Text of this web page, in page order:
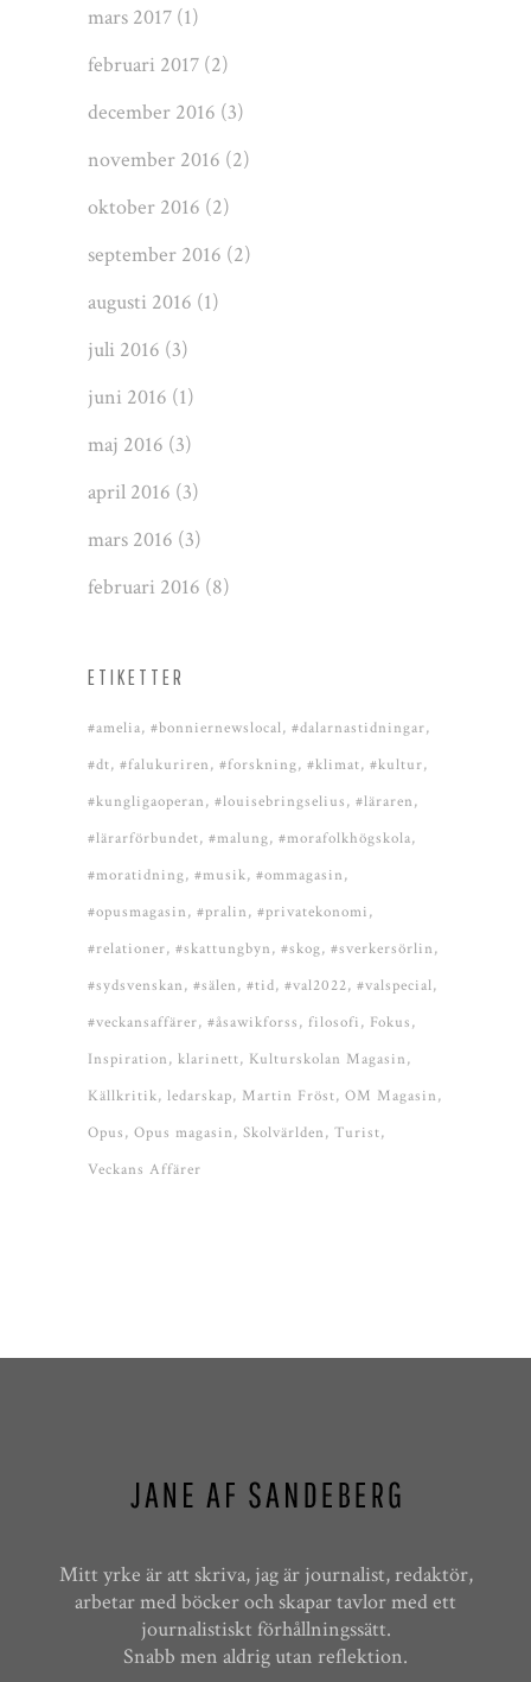
mars 2017 (1)
februari 2017 (2)
december 2016 (3)
november 2016 (2)
oktober 2016 (2)
september 2016 (2)
augusti 2016 (1)
juli 2016 (3)
juni 2016 (1)
maj 2016 (3)
april 2016 (3)
mars 2016 (3)
februari 2016 (8)
ETIKETTER
#amelia #bonniernewslocal #dalarnastidningar
#dt #falukuriren #forskning #klimat #kultur
#kungligaoperan #louisebringselius #läraren
#lärarförbundet #malung #morafolkhögskola
#moratidning #musik #ommagasin
#opusmagasin #pralin #privatekonomi
#relationer #skattungbyn #skog #sverkersörlin
#sydsvenskan #sälen #tid #val2022 #valspecial
#veckansaffärer #åsawikforss filosofi
Fokus
Inspiration klarinett Kulturskolan Magasin
Källkritik ledarskap Martin Fröst OM Magasin
Opus Opus magasin Skolvärlden Turist
Veckans Affärer
Mitt yrke är att skriva, jag är journalist, redaktör,
arbetar med böcker och skapar tavlor med ett
journalistiskt förhållningssätt.
Snabb men aldrig utan reflektion.